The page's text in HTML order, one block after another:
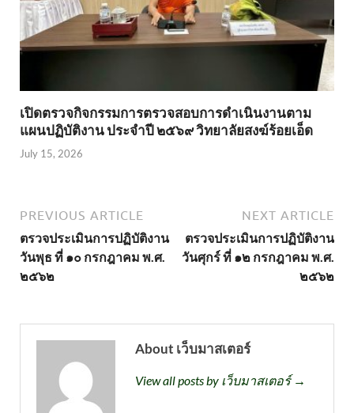
เปิดตรวจกิจกรรมการตรวจสอบการดำเนินงานตาม
แผนปฏิบัติงาน ประจำปี ๒๕๖๙ วิทยาลัยสงฆ์ร้อยเอ็ด
July 15, 2026
PREVIOUS ARTICLE
ตรวจประเมินการปฏิบัติงาน
วันพุธ ที่ ๑๐ กรกฎาคม พ.ศ.
๒๕๖๒
NEXT ARTICLE
ตรวจประเมินการปฏิบัติงาน
วันศุกร์ ที่ ๑๒ กรกฎาคม พ.ศ.
๒๕๖๒
About เว็บมาสเตอร์
View all posts by เว็บมาสเตอร์ →